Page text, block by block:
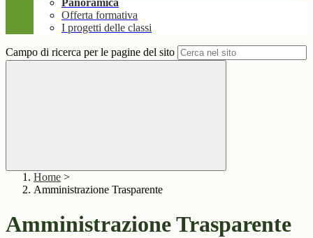
Panoramica
Offerta formativa
I progetti delle classi
Campo di ricerca per le pagine del sito
Home >
Amministrazione Trasparente
Amministrazione Trasparente